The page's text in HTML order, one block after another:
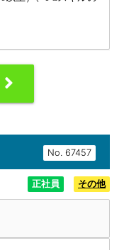
No.
正社員 その他